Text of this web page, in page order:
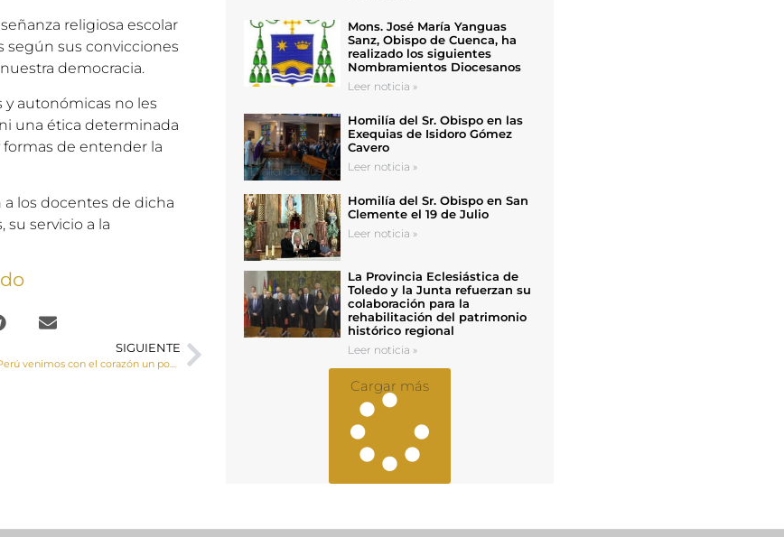
religiosa escolar
según sus convicciones
democracia.
y autonómicas no les
una ética determinada
de entender la
los docentes de dicha
su servicio a la
SIGUIENTE
Mons. José María Yanguas
Sanz, Obispo de Cuenca, ha
realizado los siguientes
Nombramientos Diocesanos
Leer noticia »
Homilía del Sr. Obispo en las
Exequias de Isidoro Gómez
Cavero
Leer noticia »
Homilía del Sr. Obispo en San
Clemente el 19 de Julio
Leer noticia »
La Provincia Eclesiástica de
Toledo y la Junta refuerzan su
colaboración para la
rehabilitación del patrimonio
histórico regional
Leer noticia »
Cargar más